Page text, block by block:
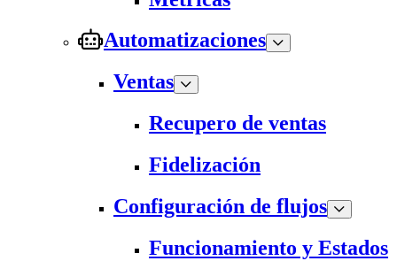
Automatizaciones
Ventas
Recupero de ventas
Fidelización
Configuración de flujos
Funcionamiento y Estados